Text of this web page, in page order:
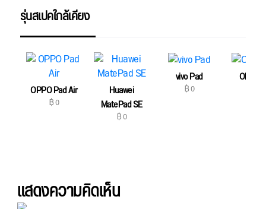
รุ่นสเปคใกล้เคียง
OPPO Pad Air
฿ 0
Huawei
MatePad SE
฿ 0
vivo Pad
฿ 0
OPPO
แสดงความคิดเห็น